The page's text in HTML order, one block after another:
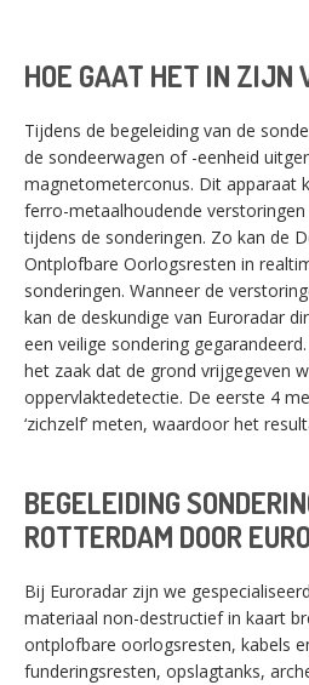
HOE GAAT HET IN ZIJN
Tijdens de begeleiding van de
de sondeerwagen of -eenheid
magnetometerconus. Dit apparaat
ferro-metaalhoudende
tijdens de sonderingen. Zo kan de
Ontplofbare Oorlogsresten in
sonderingen. Wanneer de
kan de deskundige van Euroradar
een veilige sondering
het zaak dat de grond vrijgegeven
oppervlaktedetectie. De eerste 4
‘zichzelf’ meten, waardoor het
BEGELEIDING
ROTTERDAM DOOR
Bij Euroradar zijn we
materiaal non-destructief in kaart
ontplofbare oorlogsresten, kabels
funderingsresten, opslagtanks,